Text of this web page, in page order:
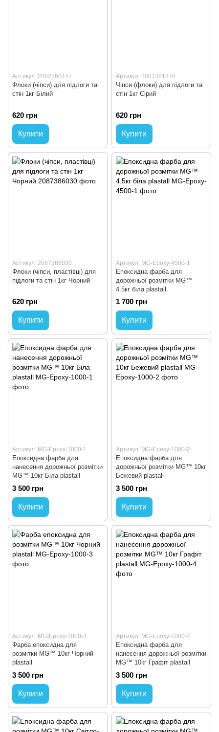
Артикул: 2082760447
Флоки (чіпси) для підлоги та
стін 1кг Білий
620 грн
Купити
Артикул: 2087381870
Чіпси (флоки) для підлоги та
стін 1кг Сірий
620 грн
Купити
Артикул: 2087386030
Флоки (чіпси, пластівці) для
підлоги та стін 1кг Чорний
620 грн
Купити
Артикул: MG-Epoxy-4500-1
Епоксидна фарба для
дорожньої розмітки MG™
4.5кг біла plastall
1 700 грн
Купити
Артикул: MG-Epoxy-1000-1
Епоксидна фарба для
нанесення дорожньої розмітки
MG™ 10кг Біла plastall
3 500 грн
Купити
Артикул: MG-Epoxy-1000-2
Епоксидна фарба для
дорожньої розмітки MG™ 10кг
Бежевий plastall
3 500 грн
Купити
Артикул: MG-Epoxy-1000-3
Фарба епоксидна для
розмітки MG™ 10кг Чорний
plastall
3 500 грн
Купити
Артикул: MG-Epoxy-1000-4
Епоксидна фарба для
нанесення дорожньої розмітки
MG™ 10кг Графіт plastall
3 500 грн
Купити